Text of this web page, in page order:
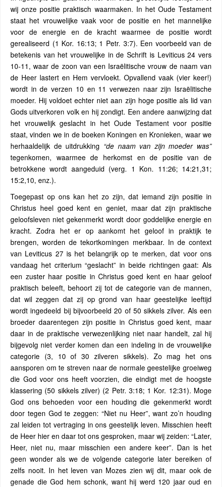
wij onze positie praktisch waarmaken. In het Oude Testament
staat het vrouwelijke vaak voor de positie en het mannelijke
voor de energie en de kracht waarmee de positie wordt
gerealiseerd (1 Kor. 16:13; 1 Petr. 3:7). Een voorbeeld van de
betekenis van het vrouwelijke in de Schrift is Leviticus 24 vers
10-11, waar de zoon van een Israëlitische vrouw de naam van
de Heer lastert en Hem vervloekt. Opvallend vaak (vier keer!)
wordt in de verzen 10 en 11 verwezen naar zijn Israëlitische
moeder. Hij voldoet echter niet aan zijn hoge positie als lid van
Gods uitverkoren volk en hij zondigt. Een andere aanwijzing dat
het vrouwelijk geslacht in het Oude Testament voor positie
staat, vinden we in de boeken Koningen en Kronieken, waar we
herhaaldelijk de uitdrukking “de naam van zijn moeder was”
tegenkomen, waarmee de herkomst en de positie van de
betrokkene wordt aangeduid (verg. 1 Kon. 11:26; 14:21,31;
15:2,10, enz.).
Toegepast op ons kan het zo zijn, dat iemand zijn positie in
Christus heel goed kent en geniet, maar dat zijn praktische
geloofsleven niet gekenmerkt wordt door goddelijke energie en
kracht. Zodra het er op aankomt het geloof in praktijk te
brengen, worden de tekortkomingen merkbaar. In de context
van Leviticus 27 is het belangrijk op te merken, dat voor ons
vandaag het criterium “geslacht” in beide richtingen gaat: Als
een zuster haar positie in Christus goed kent en haar geloof
praktisch beleeft, behoort zij tot de categorie van de mannen,
dat wil zeggen dat zij op grond van haar geestelijke leeftijd
wordt ingedeeld bij bijvoorbeeld 20 of 50 sikkels zilver. Als een
broeder daarentegen zijn positie in Christus goed kent, maar
daar in de praktische verwezenlijking niet naar handelt, zal hij
bijgevolg niet verder komen dan een indeling in de vrouwelijke
categorie (3, 10 of 30 zilveren sikkels). Zo mag het ons
aansporen om te streven naar de normale geestelijke groeiweg
die God voor ons heeft voorzien, die eindigt met de hoogste
klassering (50 sikkels zilver) (2 Petr. 3:18; 1 Kor. 12:31). Moge
God ons behoeden voor een houding die gekenmerkt wordt
door tegen God te zeggen: “Niet nu Heer”, want zo’n houding
zal leiden tot vertraging in ons geestelijk leven. Misschien heeft
de Heer hier en daar tot ons gesproken, maar wij zeiden: “Later,
Heer, niet nu, maar misschien een andere keer”. Dan is het
geen wonder als we de volgende categorie later bereiken of
zelfs nooit. In het leven van Mozes zien wij dit, maar ook de
genade die God hem schonk, want hij werd 120 jaar oud en